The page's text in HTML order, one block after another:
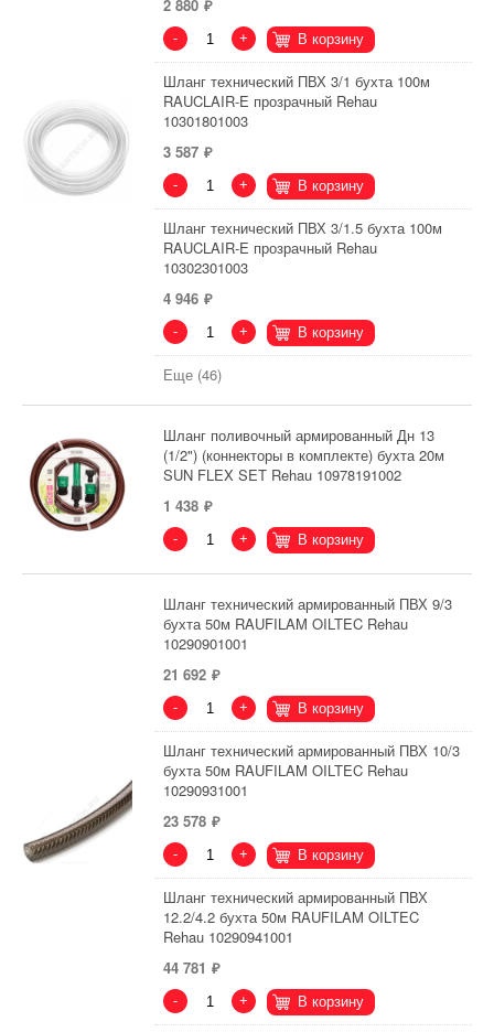
2 880
- + В корзину
Шланг технический ПВХ 3/1 бухта 100м
RAUCLAIR-E прозрачный Rehau
10301801003
3 587
- + В корзину
Шланг технический ПВХ 3/1.5 бухта 100м
RAUCLAIR-E прозрачный Rehau
10302301003
4 946
- + В корзину
Еще (46)
Шланг поливочный армированный Дн 13
(1/2") (коннекторы в комплекте) бухта 20м
SUN FLEX SET Rehau 10978191002
1 438
- + В корзину
Шланг технический армированный ПВХ 9/3
бухта 50м RAUFILAM OILTEC Rehau
10290901001
21 692
- + В корзину
Шланг технический армированный ПВХ 10/3
бухта 50м RAUFILAM OILTEC Rehau
10290931001
23 578
- + В корзину
Шланг технический армированный ПВХ
12.2/4.2 бухта 50м RAUFILAM OILTEC
Rehau 10290941001
44 781
- + В корзину